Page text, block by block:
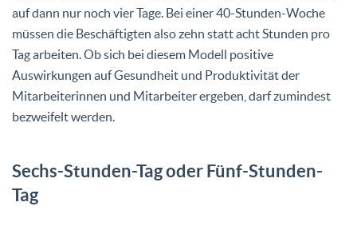
auf dann nur noch vier Tage. Bei einer 40-Stunden-Woche
müssen die Beschäftigten also zehn statt acht Stunden pro
Tag arbeiten. Ob sich bei diesem Modell positive
Auswirkungen auf Gesundheit und Produktivität der
Mitarbeiterinnen und Mitarbeiter ergeben, darf zumindest
bezweifelt werden.
Sechs-Stunden-Tag oder Fünf-Stunden-
Tag